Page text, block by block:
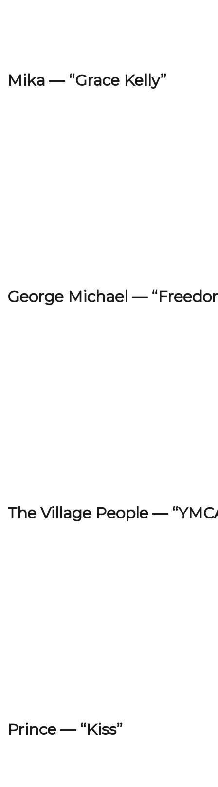
Mika — “Grace Kelly”
George Michael —
The Village People —
Prince — “Kiss”